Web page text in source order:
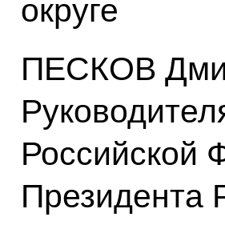
округе
ПЕСКОВ
Российской
Президента